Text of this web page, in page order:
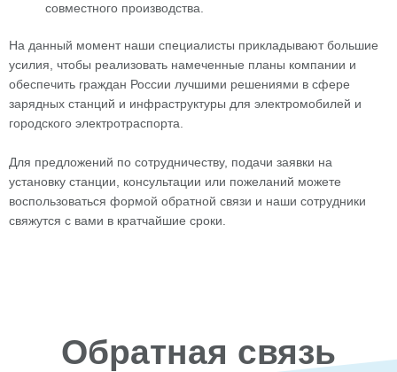
совместного производства.
На данный момент наши специалисты прикладывают большие
усилия, чтобы реализовать намеченные планы компании и
обеспечить граждан России лучшими решениями в сфере
зарядных станций и инфраструктуры для электромобилей и
городского электротраспорта.
Для предложений по сотрудничеству, подачи заявки на
установку станции, консультации или пожеланий можете
воспользоваться формой обратной связи и наши сотрудники
свяжутся с вами в кратчайшие сроки.
Обратная связь